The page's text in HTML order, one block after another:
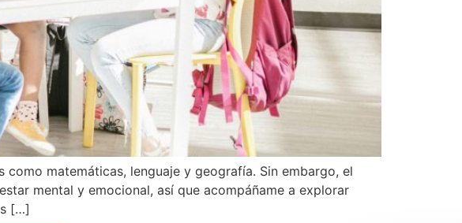
matemáticas, lenguaje y geografía. Sin embargo, el
mental y emocional, así que acompáñame a explorar
[…]